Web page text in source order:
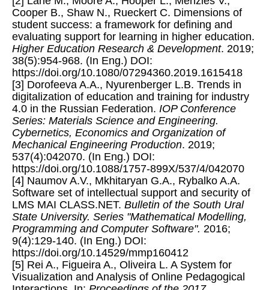
Cooper B., Shaw N., Rueckert C. Dimensions of
student success: a framework for defining and
evaluating support for learning in higher education.
Higher Education Research & Development. 2019;
38(5):954-968. (In Eng.) DOI:
https://doi.org/10.1080/07294360.2019.1615418
[3] Dorofeeva A.A., Nyurenberger L.B. Trends in
digitalization of education and training for industry
4.0 in the Russian Federation. IOP Conference
Series: Materials Science and Engineering.
Cybernetics, Economics and Organization of
Mechanical Engineering Production. 2019;
537(4):042070. (In Eng.) DOI:
https://doi.org/10.1088/1757-899X/537/4/042070
[4] Naumov A.V., Mkhitaryan G.A., Rybalko A.A.
Software set of intellectual support and security of
LMS MAI CLASS.NET. Bulletin of the South Ural
State University. Series "Mathematical Modelling,
Programming and Computer Software". 2016;
9(4):129-140. (In Eng.) DOI:
https://doi.org/10.14529/mmp160412
[5] Rei A., Figueira A., Oliveira L. A System for
Visualization and Analysis of Online Pedagogical